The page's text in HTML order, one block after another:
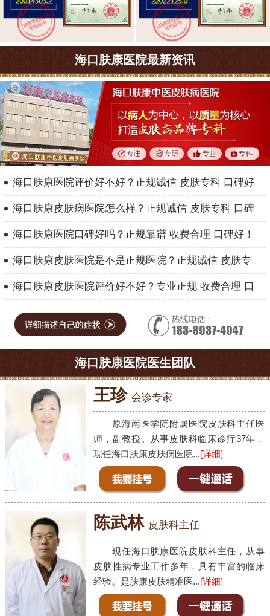
海口肤康医院最新资讯
海口肤康医院评价好不好？正规诚信 皮肤专科 口碑好
海口肤康皮肤病医院怎么样？正规诚信 皮肤专科 口碑
海口肤康医院口碑好吗？正规靠谱 收费合理 口碑好！
海口肤康皮肤医院是不是正规医院？正规诚信 皮肤专
海口肤康皮肤医院评价好不好？专业正规 收费合理 口
海口肤康医院医生团队
王珍 会诊专家
原海南医学院附属医院皮肤科主任医
师，副教授。从事皮肤科临床诊疗37年，
现任海口肤康皮肤病医院...[详细]
陈武林 皮肤科主任
现任海口肤康医院皮肤科主任，从事
皮肤性病专业工作多年，具有丰富的临床
经验。是肤康皮肤精准医...[详细]